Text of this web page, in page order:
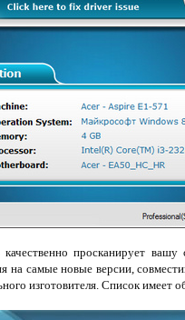
просканирует
на самые новые версии,
изготовителя. Список